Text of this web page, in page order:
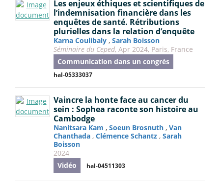
Les enjeux éthiques et scientifiques de
l’indemnisation financière dans les
enquêtes de santé. Rétributions
plurielles dans la relation d’enquête
Karna Coulibaly , Sarah Boisson
Séminaire du Ceped, Apr 2024, Paris, France
Communication dans un congrès
hal-05333037
Vaincre la honte face au cancer du
sein : Sophea raconte son histoire au
Cambodge
Nanitsara Kam , Soeun Brosnuth , Van
Chanthada , Clémence Schantz , Sarah
Boisson
2024
Vidéo
hal-04511303